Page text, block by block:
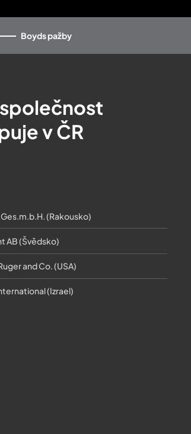
Boyds pažby
v ČR
(Rakousko)
AB (Švědsko)
and Co. (USA)
(Izrael)